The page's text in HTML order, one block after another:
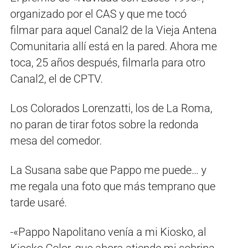
organizado por el CAS y que me tocó
filmar para aquel Canal2 de la Vieja Antena
Comunitaria allí está en la pared. Ahora me
toca, 25 años después, filmarla para otro
Canal2, el de CPTV.
Los Colorados Lorenzatti, los de La Roma,
no paran de tirar fotos sobre la redonda
mesa del comedor.
La Susana sabe que Pappo me puede… y
me regala una foto que más temprano que
tarde usaré.
-«Pappo Napolitano venía a mi Kiosko, al